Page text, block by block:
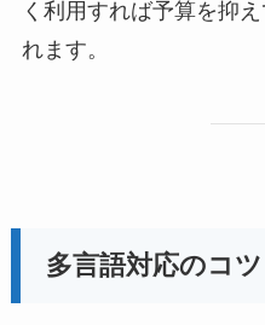
く利用すれば予算を抑
れます。
多言語対応のコ